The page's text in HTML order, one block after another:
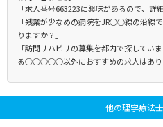
「求人番号663223に興味があるので、詳
「残業が少なめの病院をJR○○線の沿線
りますか？」
「訪問リハビリの募集を都内で探してい
る○○○○○以外におすすめの求人はあり
他の理学療法